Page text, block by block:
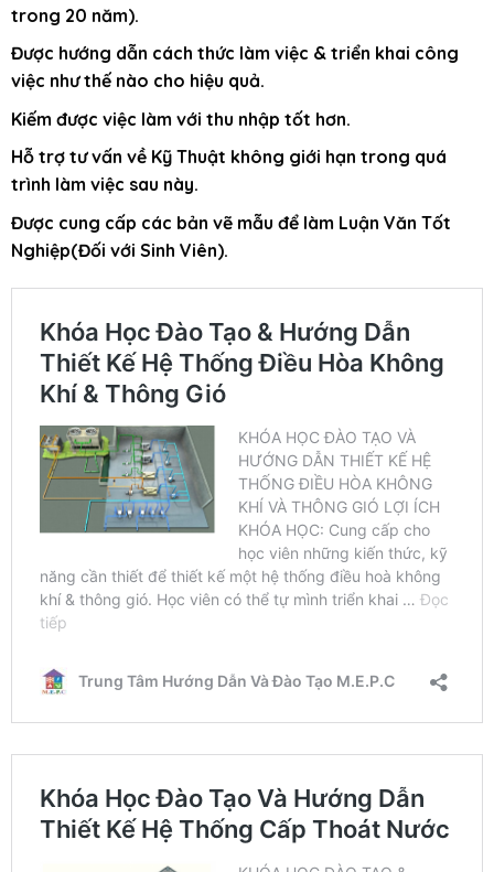
trong 20 năm).
Được hướng dẫn cách thức làm việc & triển khai công
việc như thế nào cho hiệu quả.
Kiếm được việc làm với thu nhập tốt hơn.
Hỗ trợ tư vấn về Kỹ Thuật không giới hạn trong quá
trình làm việc sau này.
Được cung cấp các bản vẽ mẫu để làm Luận Văn Tốt
Nghiệp(Đối với Sinh Viên).